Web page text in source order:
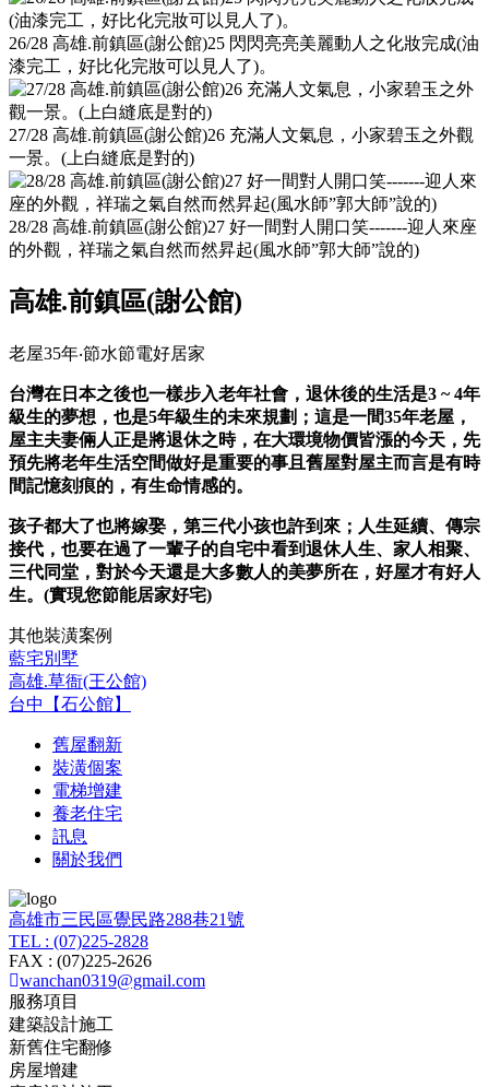
26/28 高雄.前鎮區(謝公館)25 閃閃亮亮美麗動人之化妝完成(油
漆完工，好比化完妝可以見人了)。
27/28 高雄.前鎮區(謝公館)26 充滿人文氣息，小家碧玉之外觀
一景。(上白縫底是對的)
28/28 高雄.前鎮區(謝公館)27 好一間對人開口笑-------迎人來座
的外觀，祥瑞之氣自然而然昇起(風水師”郭大師”說的)
高雄.前鎮區(謝公館)
老屋35年‧節水節電好居家
台灣在日本之後也一樣步入老年社會，退休後的生活是3 ~ 4年
級生的夢想，也是5年級生的未來規劃；這是一間35年老屋，
屋主夫妻倆人正是將退休之時，在大環境物價皆漲的今天，先
預先將老年生活空間做好是重要的事且舊屋對屋主而言是有時
間記憶刻痕的，有生命情感的。
孩子都大了也將嫁娶，第三代小孩也許到來；人生延續、傳宗
接代，也要在過了一輩子的自宅中看到退休人生、家人相聚、
三代同堂，對於今天還是大多數人的美夢所在，好屋才有好人
生。(實現您節能居家好宅)
其他裝潢案例
藍宅別墅
高雄.草衙(王公館)
台中【石公館】
舊屋翻新
裝潢個案
電梯增建
養老住宅
訊息
關於我們
高雄市三民區覺民路288巷21號
TEL : (07)225-2828
FAX : (07)225-2626
wanchan0319@gmail.com
服務項目
建築設計施工
新舊住宅翻修
房屋增建